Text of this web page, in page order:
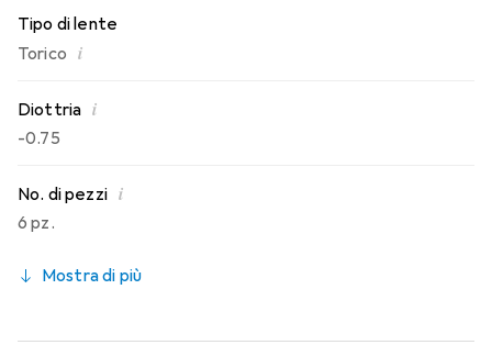
Tipo di lente
Torico i
Diottria i
-0.75
No. di pezzi i
6 pz.
Mostra di più